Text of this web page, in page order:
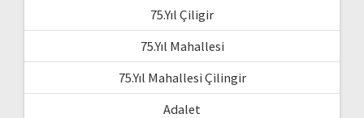
75.Yıl Çiligir
75.Yıl Mahallesi
75.Yıl Mahallesi Çilingir
Adalet